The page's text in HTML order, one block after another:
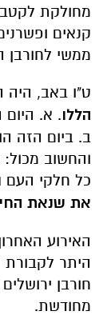
מחולקת
קנאים
ממשי לחורבן
ט"ו באב, היה
הללו. א.
ב. ביום הזה
והחשוב מכול:
כל חלקי העם
את שנאת
האירוע
היתר לקבורת
חורבן
מחודשת.